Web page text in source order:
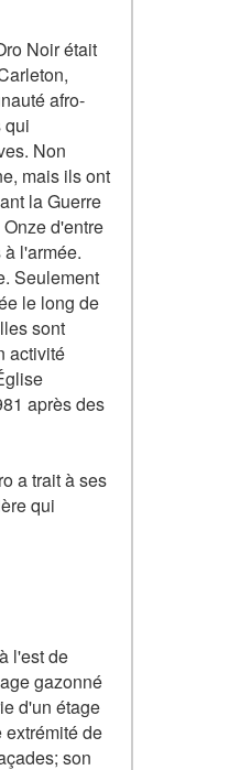
Noir était
afro-
qui
Non
mais ils ont
la Guerre
d'entre
l'armée.
Seulement
le long de
sont
activité
après des
a trait à ses
qui
l'est de
gazonné
d'un étage
de
son